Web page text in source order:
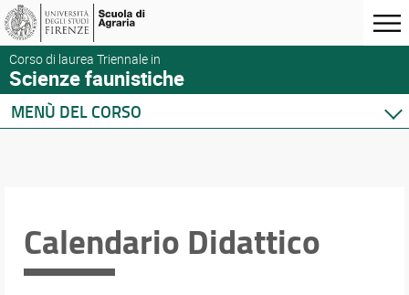
Corso di laurea Triennale in
Scienze faunistiche
MENÙ DEL CORSO
Docenti
Orario e calendari
Calendario Didattico